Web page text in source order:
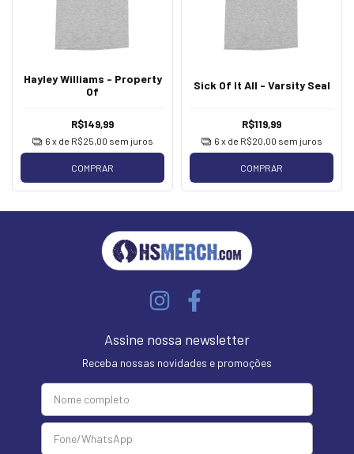
Hayley Williams - Property
Of
R$149,99
6 x de R$25,00 sem juros
COMPRAR
Sick Of It All - Varsity Seal
R$119,99
6 x de R$20,00 sem juros
COMPRAR
Assine nossa newsletter
Receba nossas novidades e promoções